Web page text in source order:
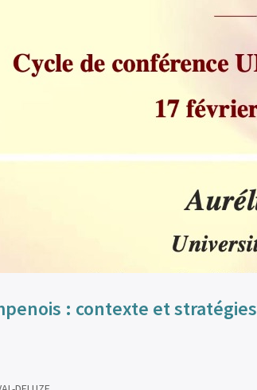
: contexte et stratégies